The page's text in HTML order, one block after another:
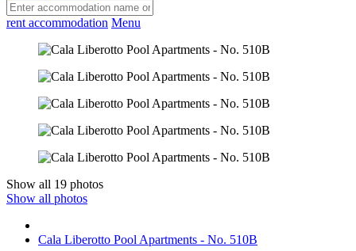
rent accommodation Menu
Show all 19 photos
Show all photos
Cala Liberotto Pool Apartments - No. 510B